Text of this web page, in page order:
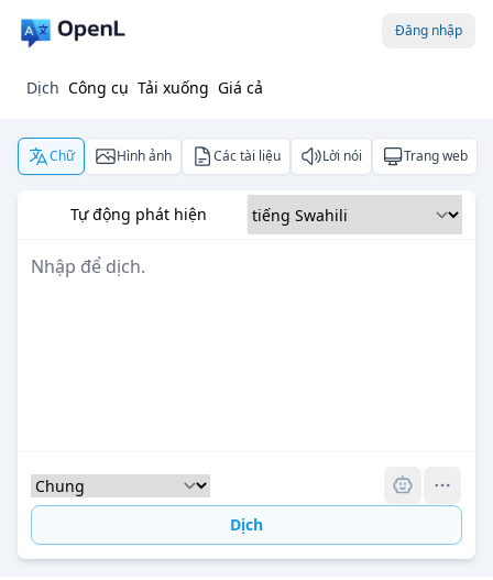
Đăng nhập
Dịch Công cụ Tải xuống Giá cả
Chữ Hình ảnh Các tài liệu Lời nói Trang web
Tự động phát hiện
Dịch